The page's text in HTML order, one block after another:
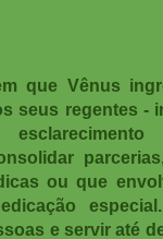
que Vênus
seus regentes -
ou que
e servir até